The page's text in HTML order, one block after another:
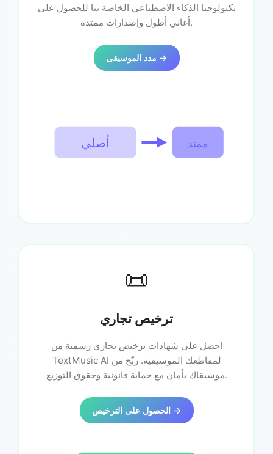
تكنولوجيا الذكاء الاصطناعي الخاصة بنا للحصول على
أغاني أطول وإصدارات ممتدة.
مدد الموسيقى →
أصلي ممتد
📜
ترخيص تجاري
احصل على شهادات ترخيص تجاري رسمية من
TextMusic AI لمقاطعك الموسيقية. ربّح من
موسيقاك بأمان مع حماية قانونية وحقوق التوزيع.
الحصول على الترخيص →